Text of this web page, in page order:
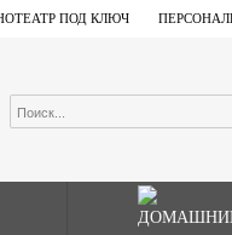
ПОД КЛЮЧ